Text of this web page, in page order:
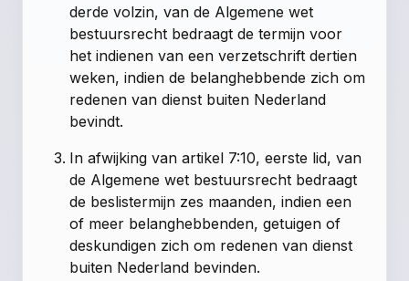
derde volzin, van de Algemene wet
bestuursrecht bedraagt de termijn voor
het indienen van een verzetschrift dertien
weken, indien de belanghebbende zich om
redenen van dienst buiten Nederland
bevindt.
In afwijking vanartikel 7:10, eerste lid, van
de Algemene wet bestuursrecht bedraagt
de beslistermijn zes maanden, indien een
of meer belanghebbenden, getuigen of
deskundigen zich om redenen van dienst
buiten Nederland bevinden.